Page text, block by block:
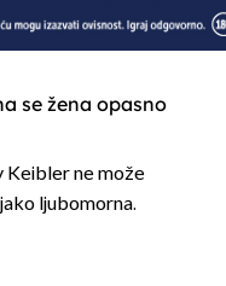
se žena opasno
Keibler ne može
ljubomorna.